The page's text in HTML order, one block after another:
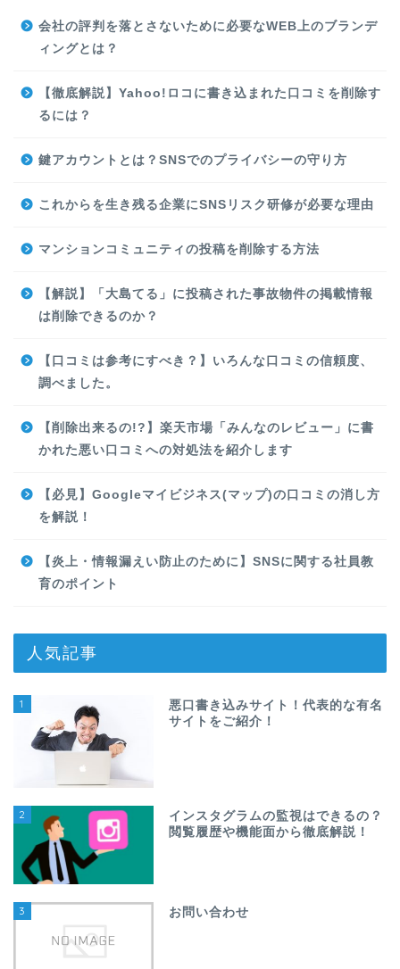
会社の評判を落とさないために必要なWEB上のブランデ
ィングとは？
【徹底解説】Yahoo!ロコに書き込まれた口コミを削除す
るには？
鍵アカウントとは？SNSでのプライバシーの守り方
これからを生き残る企業にSNSリスク研修が必要な理由
マンションコミュニティの投稿を削除する方法
【解説】「大島てる」に投稿された事故物件の掲載情報
は削除できるのか？
【口コミは参考にすべき？】いろんな口コミの信頼度、
調べました。
【削除出来るの!?】楽天市場「みんなのレビュー」に書
かれた悪い口コミへの対処法を紹介します
【必見】Googleマイビジネス(マップ)の口コミの消し方
を解説！
【炎上・情報漏えい防止のために】SNSに関する社員教
育のポイント
人気記事
1
悪口書き込みサイト！代表的な有名
サイトをご紹介！
2
インスタグラムの監視はできるの？
閲覧履歴や機能面から徹底解説！
3 お問い合わせ